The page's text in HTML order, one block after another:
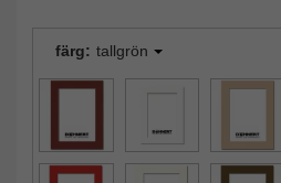
färg: tallgrön